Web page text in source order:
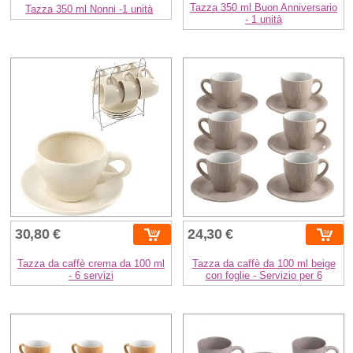
Tazza 350 ml Nonni -1 unità
Tazza 350 ml Buon Anniversario
- 1 unità
30,80 €
Tazza da caffè crema da 100 ml
- 6 servizi
24,30 €
Tazza da caffè da 100 ml beige
con foglie - Servizio per 6